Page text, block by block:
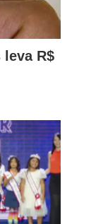
leva R$